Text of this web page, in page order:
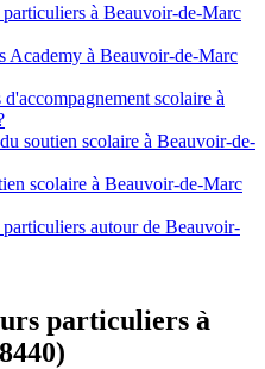
à Beauvoir-de-Marc
Academy à Beauvoir-de-Marc
scolaire à
soutien scolaire à Beauvoir-de-
scolaire à Beauvoir-de-Marc
autour de Beauvoir-
particuliers à